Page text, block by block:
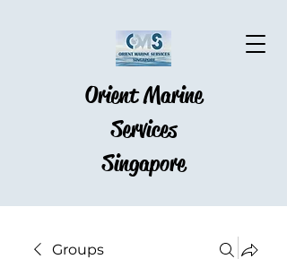
Orient Marine
Services
Singapore
Groups